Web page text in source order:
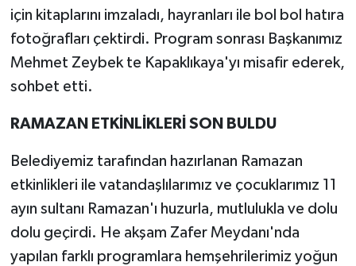
için kitaplarını imzaladı, hayranları ile bol bol hatıra
fotoğrafları çektirdi. Program sonrası Başkanımız
Mehmet Zeybek te Kapaklıkaya'yı misafir ederek,
sohbet etti.
RAMAZAN ETKİNLİKLERİ SON BULDU
Belediyemiz tarafından hazırlanan Ramazan
etkinlikleri ile vatandaşlılarımız ve çocuklarımız 11
ayın sultanı Ramazan'ı huzurla, mutlulukla ve dolu
dolu geçirdi. He akşam Zafer Meydanı'nda
yapılan farklı programlara hemşehrilerimiz yoğun